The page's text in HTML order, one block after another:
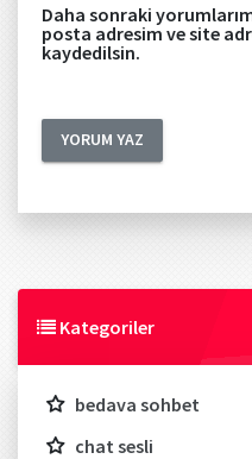
Daha sonraki
posta adresim ve site
kaydedilsin.
Kategoriler
bedava sohbet
chat sesli